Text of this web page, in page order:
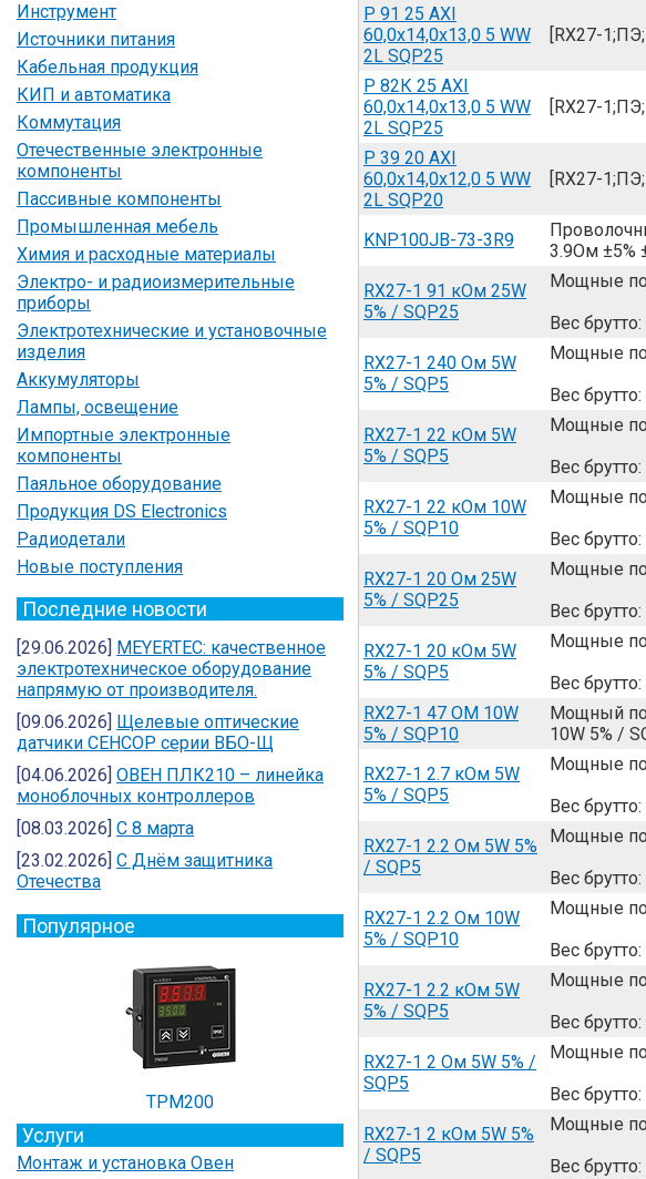
Инструмент
Источники питания
Кабельная продукция
КИП и автоматика
Коммутация
Отечественные электронные
компоненты
Пассивные компоненты
Промышленная мебель
Химия и расходные материалы
Электро- и радиоизмерительные
приборы
Электротехнические и установочные
изделия
Аккумуляторы
Лампы, освещение
Импортные электронные
компоненты
Паяльное оборудование
Продукция DS Electronics
Радиодетали
Новые поступления
Последние новости
[29.06.2026] MEYERTEC: качественное
электротехническое оборудование
напрямую от производителя.
[09.06.2026] Щелевые оптические
датчики СЕНСОР серии ВБО-Щ
[04.06.2026] ОВЕН ПЛК210 – линейка
моноблочных контроллеров
[08.03.2026] С 8 марта
[23.02.2026] C Днём защитника
Отечества
Популярное
ТРМ200
Услуги
Монтаж и установка Овен
Р 91 25 AXI
60,0x14,0x13,0 5 WW
2L SQP25
[RX27-
Р 82К 25 AXI
60,0x14,0x13,0 5 WW
2L SQP25
[RX27-
Р 39 20 AXI
60,0x14,0x12,0 5 WW
2L SQP20
[RX27-
KNP100JB-73-3R9
3.9Ом ±5%
RX27-1 91 кОм 25W
5% / SQP25
Мощные
Вес
RX27-1 240 Ом 5W
5% / SQP5
Мощные
Вес
RX27-1 22 кОм 5W
5% / SQP5
Мощные
Вес брутто:
RX27-1 22 кОм 10W
5% / SQP10
Мощные
Вес
RX27-1 20 Ом 25W
5% / SQP25
Мощные
Вес
RX27-1 20 кОм 5W
5% / SQP5
Мощные
Вес брутто:
RX27-1 47 ОМ 10W
5% / SQP10
Мощный
10W 5% /
RX27-1 2.7 кОм 5W
5% / SQP5
Мощные
Вес брутто:
RX27-1 2.2 Ом 5W 5%
/ SQP5
Мощные
Вес брутто:
RX27-1 2.2 Ом 10W
5% / SQP10
Мощные
Вес
RX27-1 2.2 кОм 5W
5% / SQP5
Мощные
Вес брутто:
RX27-1 2 Ом 5W 5% /
SQP5
Мощные
Вес брутто:
RX27-1 2 кОм 5W 5%
/ SQP5
Мощные
Вес брутто: